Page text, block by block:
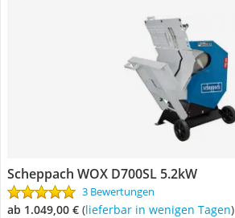
Scheppach WOX D700SL 5.2kW
3 Bewertungen
ab 1.049,00 € ( Lieferbar in wenigen Tagen)